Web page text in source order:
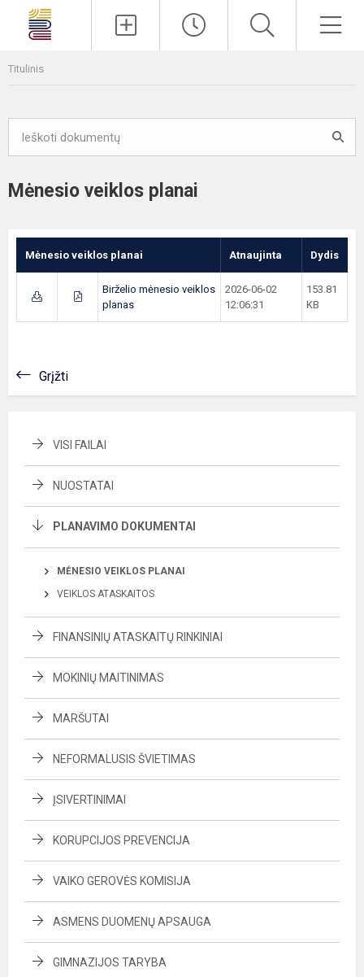
Titulinis
Mėnesio veiklos planai
Mėnesio veiklos planai Atnaujinta Dydis
Birželio mėnesio veiklos
planas
2026-06-02
12:06:31
153.81
KB
Grįžti
VISI FAILAI
NUOSTATAI
PLANAVIMO DOKUMENTAI
MĖNESIO VEIKLOS PLANAI
VEIKLOS ATASKAITOS
FINANSINIŲ ATASKAITŲ RINKINIAI
MOKINIŲ MAITINIMAS
MARŠUTAI
NEFORMALUSIS ŠVIETIMAS
ĮSIVERTINIMAI
KORUPCIJOS PREVENCIJA
VAIKO GEROVĖS KOMISIJA
ASMENS DUOMENŲ APSAUGA
GIMNAZIJOS TARYBA